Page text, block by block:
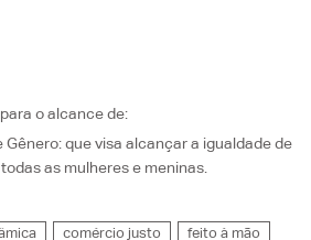
o alcance de:
Gênero: que visa alcançar a igualdade de
as mulheres e meninas.
comércio justo
feito à mão